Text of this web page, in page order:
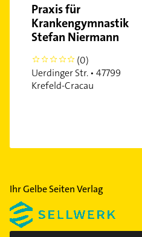
Praxis für
Krankengymnastik
Stefan Niermann
0
(0)
Uerdinger Str. • 47799
Krefeld-Cracau
Ihr Gelbe Seiten Verlag